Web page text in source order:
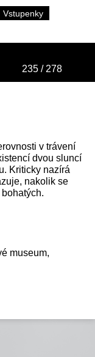
Vstupenky
235 / 278
v trávení
dvou sluncí
Kriticky nazírá
nakolik se
museum,